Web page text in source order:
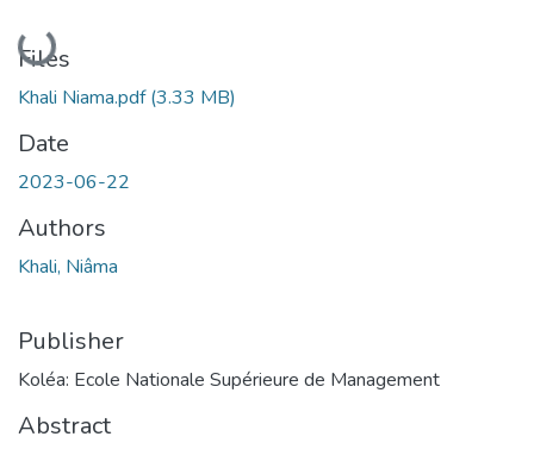
Loading...
Files
Khali Niama.pdf(3.33 MB)
Date
2023-06-22
Authors
Khali, Niâma
Publisher
Koléa: Ecole Nationale Supérieure de Management
Abstract